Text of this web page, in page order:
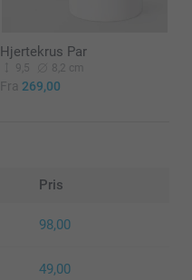
Hjertekrus Par
9,5 8,2 cm
Fra 269,00
Pris
98,00
49,00